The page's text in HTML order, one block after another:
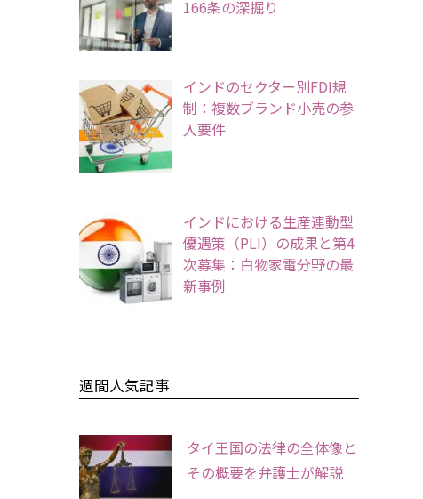
166条の深掘り
インドのセクター別FDI規
制：複数ブランド小売の参
入要件
インドにおける生産連動型
優遇策（PLI）の成果と第4
次募集：白物家電分野の最
新事例
週間人気記事
タイ王国の法律の全体像と
その概要を弁護士が解説